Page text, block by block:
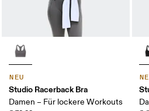
NEU
Studio Racerback Bra
Damen – Für lockere Workouts